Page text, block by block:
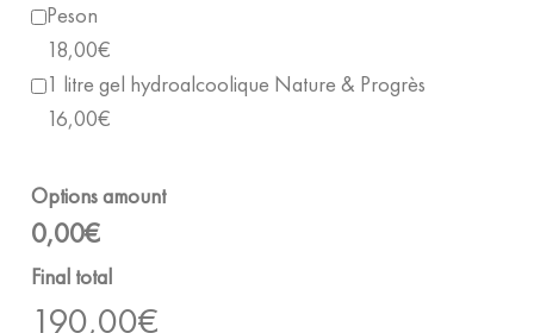
Peson
18,00€
1 litre gel hydroalcoolique Nature & Progrès
16,00€
Options amount
0,00€
Final total
190,00€